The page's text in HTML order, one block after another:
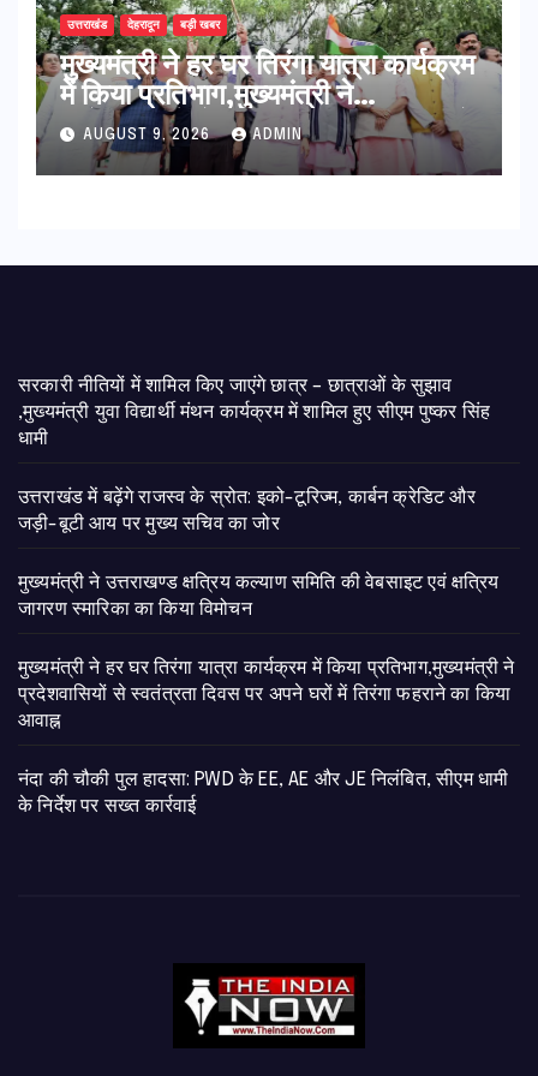
उत्तराखंड देहरादून बड़ी खबर
मुख्यमंत्री ने हर घर तिरंगा यात्रा कार्यक्रम
में किया प्रतिभाग,मुख्यमंत्री ने
प्रदेशवासियों से स्वतंत्रता दिवस पर अपने
घरों में तिरंगा फहराने का किया आवाह्न
AUGUST 9, 2026 ADMIN
सरकारी नीतियों में शामिल किए जाएंगे छात्र – छात्राओं के सुझाव
,मुख्यमंत्री युवा विद्यार्थी मंथन कार्यक्रम में शामिल हुए सीएम पुष्कर सिंह
धामी
उत्तराखंड में बढ़ेंगे राजस्व के स्रोत: इको-टूरिज्म, कार्बन क्रेडिट और
जड़ी-बूटी आय पर मुख्य सचिव का जोर
मुख्यमंत्री ने उत्तराखण्ड क्षत्रिय कल्याण समिति की वेबसाइट एवं क्षत्रिय
जागरण स्मारिका का किया विमोचन
मुख्यमंत्री ने हर घर तिरंगा यात्रा कार्यक्रम में किया प्रतिभाग,मुख्यमंत्री ने
प्रदेशवासियों से स्वतंत्रता दिवस पर अपने घरों में तिरंगा फहराने का किया
आवाह्न
नंदा की चौकी पुल हादसा: PWD के EE, AE और JE निलंबित, सीएम धामी
के निर्देश पर सख्त कार्रवाई